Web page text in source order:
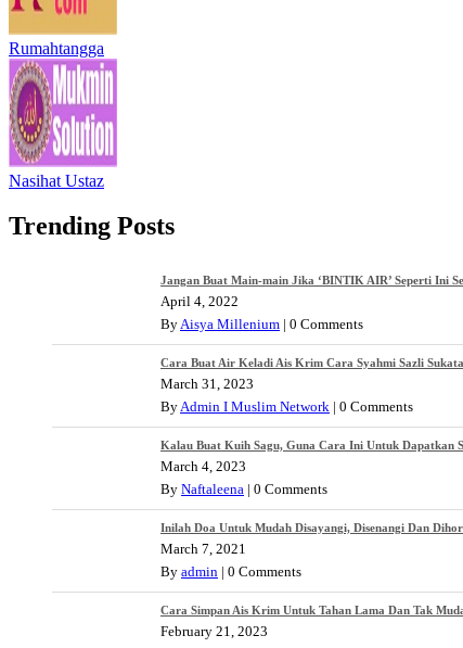
Rumahtangga
Nasihat Ustaz
Trending Posts
Jangan Buat Main-main Jika ‘BINTIK AIR’ Seperti Ini
April 4, 2022
ByAisya Millenium | 0 Comments
Cara Buat Air Keladi Ais Krim Cara Syahmi Sazli
March 31, 2023
ByAdmin I Muslim Network | 0 Comments
Kalau Buat Kuih Sagu, Guna Cara Ini Untuk Dapatkan
March 4, 2023
By Naftaleena | 0 Comments
Inilah Doa Untuk Mudah Disayangi, Disenangi Dan
March 7, 2021
By admin | 0 Comments
Cara Simpan Ais Krim Untuk Tahan Lama Dan Tak
February 21, 2023